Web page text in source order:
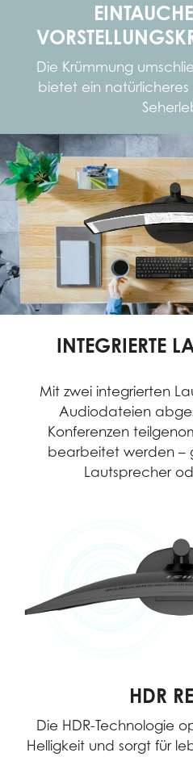
Die Krümmung
bietet ein
INTEGRIERTE
Mit zwei integrierten
Audiodateien
Konferenzen
bearbeitet werden –
Lautsprecher
HDR
Die HDR-Technologie
Helligkeit und sorgt für